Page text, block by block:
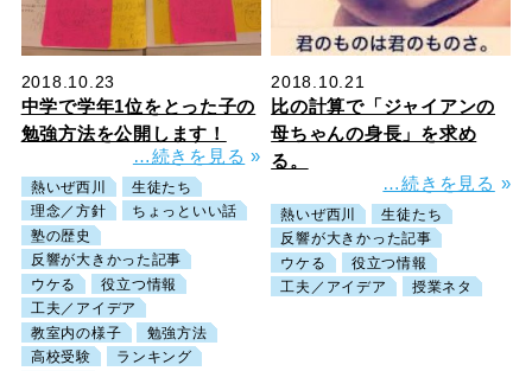
2018.10.23
中学で学年1位をとった子の
勉強方法を公開します！
…続きを見る »
熱いぜ西川
生徒たち
理念／方針
ちょっといい話
塾の歴史
反響が大きかった記事
ウケる
役立つ情報
工夫／アイデア
教室内の様子
勉強方法
高校受験
ランキング
2018.10.21
比の計算で「ジャイアンの
母ちゃんの身長」を求め
る。
…続きを見る »
熱いぜ西川
生徒たち
反響が大きかった記事
ウケる
役立つ情報
工夫／アイデア
授業ネタ